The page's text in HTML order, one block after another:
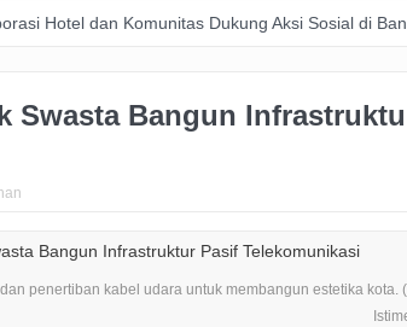
Komunitas Dukung Aksi Sosial di Bandung
Swasta Bangun
penertiban kabel udara untuk membangun estetika kota.